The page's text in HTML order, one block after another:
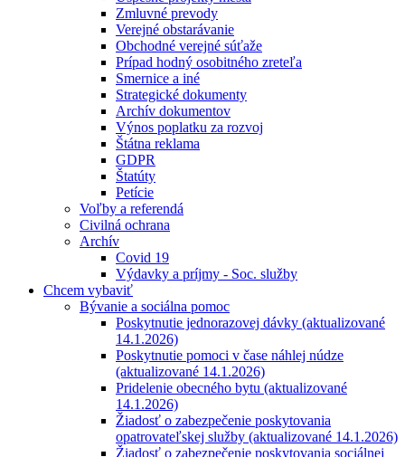
Zmluvné prevody
Verejné obstarávanie
Obchodné verejné súťaže
Prípad hodný osobitného zreteľa
Smernice a iné
Strategické dokumenty
Archív dokumentov
Výnos poplatku za rozvoj
Štátna reklama
GDPR
Štatúty
Petície
Voľby a referendá
Civilná ochrana
Archív
Covid 19
Výdavky a príjmy - Soc. služby
Chcem vybaviť
Bývanie a sociálna pomoc
Poskytnutie jednorazovej dávky (aktualizované
14.1.2026)
Poskytnutie pomoci v čase náhlej núdze
(aktualizované 14.1.2026)
Pridelenie obecného bytu (aktualizované
14.1.2026)
Žiadosť o zabezpečenie poskytovania
opatrovateľskej služby (aktualizované 14.1.2026)
Žiadosť o zabezpečenie poskytovania sociálnej